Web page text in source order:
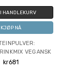
HANDLEKURV
KJØP NÅ
VEGANSK
kr681